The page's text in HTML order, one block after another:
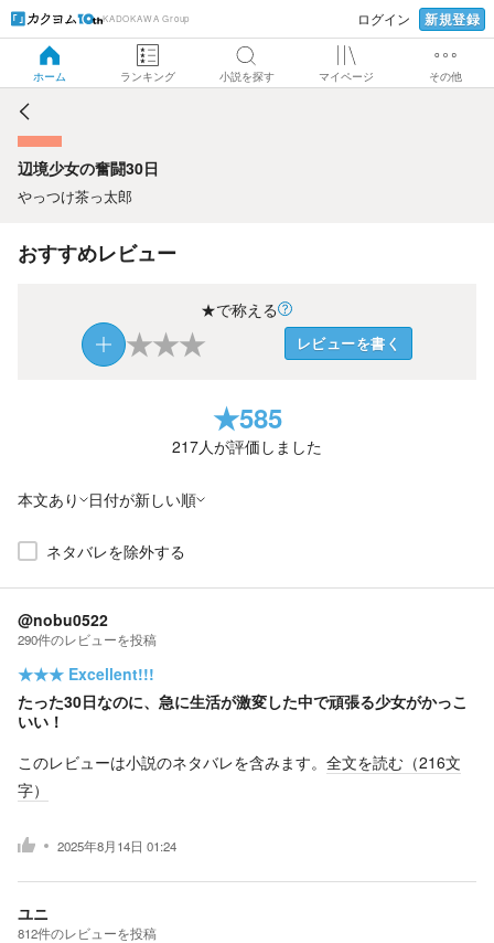
KADOKAWA Group ログイン 新規登録
ホーム ランキング 小説を探す マイページ その他
辺境少女の奮闘30日
辺境少女の奮闘30日
やっつけ茶っ太郎
おすすめレビュー
★で称える
★★★ レビューを書く
★585
217人が評価しました
本文あり 日付が新しい順
ネタバレを除外する
@nobu0522
290件のレビューを投稿
★★★ Excellent!!!
たった30日なのに、急に生活が激変した中で頑張る少女がかっこ
いい！
このレビューは小説のネタバレを含みます。 全文を読む（216文
字）
2025年8月14日 01:24
ユニ
812件のレビューを投稿